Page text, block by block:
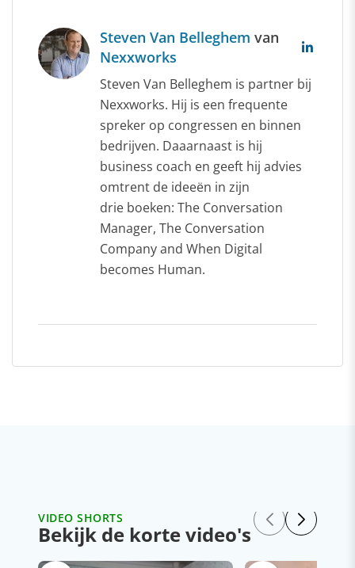
Steven Van Belleghem van
Nexxworks
Steven Van Belleghem is partner bij
Nexxworks. Hij is een frequente
spreker op congressen en binnen
bedrijven. Daaarnaast is hij
business coach en geeft hij advies
omtrent de ideeën in zijn
drie boeken: The Conversation
Manager, The Conversation
Company and When Digital
becomes Human.
VIDEO SHORTS
Bekijk de korte video's